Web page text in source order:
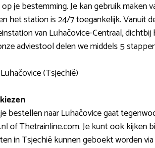
je bestemming. Je kan gebruik maken
het station is 24/7 toegankelijk. Vanuit
van Luhačovice-Centraal,
adviestool delen we middels 5
(Tsjechië)
bestellen naar Luhačovice gaat
of Thetrainline.com. Je kunt ook
in Tsjechië kunnen geboekt worden